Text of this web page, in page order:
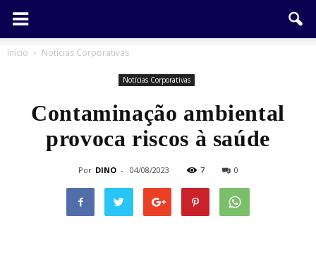
Início Notícias Corporativas
Notícias Corporativas
Contaminação ambiental
provoca riscos à saúde
Por DINO - 04/08/2023 7 0